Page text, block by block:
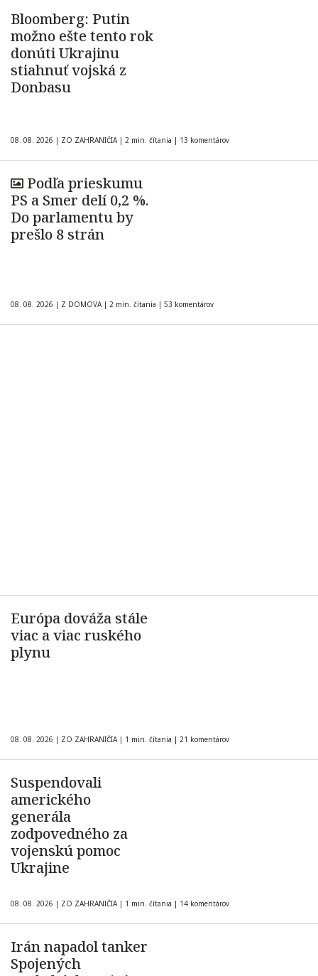
Bloomberg: Putin
možno ešte tento rok
donúti Ukrajinu
stiahnuť vojská z
Donbasu
08. 08. 2026 | ZO ZAHRANIČIA | 2 min. čítania | 13 komentárov
Podľa prieskumu
PS a Smer delí 0,2 %.
Do parlamentu by
prešlo 8 strán
08. 08. 2026 | Z DOMOVA | 2 min. čítania | 53 komentárov
Európa dováža stále
viac a viac ruského
plynu
08. 08. 2026 | ZO ZAHRANIČIA | 1 min. čítania | 21 komentárov
Suspendovali
amerického
generála
zodpovedného za
vojenskú pomoc
Ukrajine
08. 08. 2026 | ZO ZAHRANIČIA | 1 min. čítania | 14 komentárov
Irán napadol tanker
Spojených